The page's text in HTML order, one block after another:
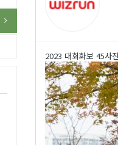
2023 대회화보 45사